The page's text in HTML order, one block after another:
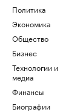
Политика
Экономика
Общество
Бизнес
Технологии и
медиа
Финансы
Биографии